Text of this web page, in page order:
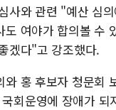
사와 관련 "예산 심
여야가 합의볼 수
겠다"고 강조했다.
와 홍 후보자 청문회
회운영에 장애가